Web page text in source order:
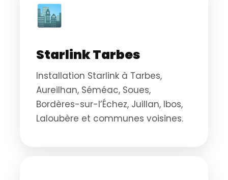
🏙️
Starlink Tarbes
Installation Starlink à Tarbes,
Aureilhan, Séméac, Soues,
Bordères-sur-l’Échez, Juillan, Ibos,
Laloubère et communes voisines.